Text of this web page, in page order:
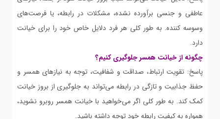
عاطفی و جنسی برآورده نشده، مشکلات در رابطه، یا فرصت‌های
وسوسه کننده. به طور کلی هر فرد دلایل خاص خود را برای خیانت
دارد.
چگونه از خیانت همسر جلوگیری کنیم؟
پاسخ: تقویت ارتباط، صداقت و شفافیت، توجه به نیازهای همسر و
حفظ جذابیت و تازگی در رابطه می‌تواند به جلوگیری از بروز خیانت
کمک کند. به طور کلی اگر می‌خواهید با خیانت همسر روبرو نشوید،
همواره به کیفیت رابطه خود توجه داشته باشید.